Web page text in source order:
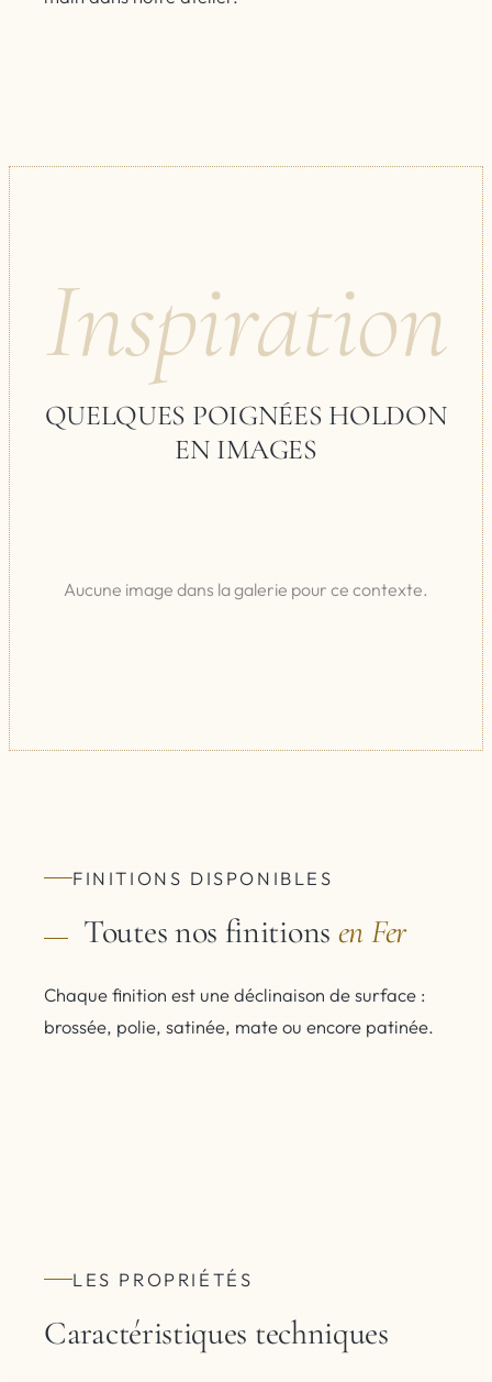
Inspiration
QUELQUES POIGNÉES HOLDON
EN IMAGES
Aucune image dans la galerie pour ce contexte.
FINITIONS DISPONIBLES
Toutes nos finitions en Fer
Chaque finition est une déclinaison de surface :
brossée, polie, satinée, mate ou encore patinée.
LES PROPRIÉTÉS
Caractéristiques techniques